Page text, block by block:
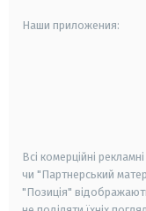
Наши приложения:
Всі комерційні
чи "Партнерський
"Позиція"